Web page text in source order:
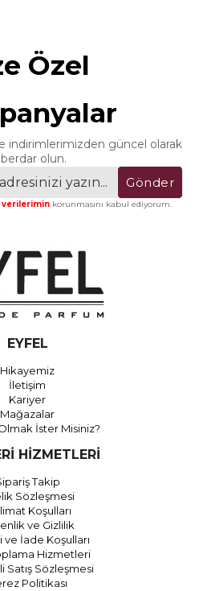
Özel
indirimlerimizden güncel olarak
olun.
Gönder
verileriminkorunmasını kabul ediyorum.
EYFEL
Hikayemiz
İletişim
Kariyer
Mağazalar
İster Misiniz?
HİZMETLERİ
Takip
Sözleşmesi
Koşulları
ve Gizlilik
ve İade Koşulları
Hizmetleri
Satış Sözleşmesi
Politikası